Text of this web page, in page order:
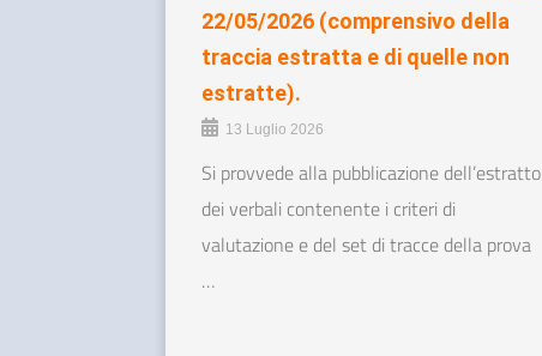
22/05/2026 (comprensivo della
traccia estratta e di quelle non
estratte).
13 Luglio 2026
Si provvede alla pubblicazione dell’estratto
dei verbali contenente i criteri di
valutazione e del set di tracce della prova
…